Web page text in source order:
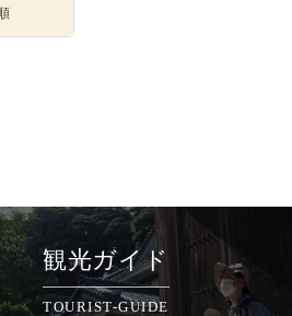
観光ガイド
TOURIST-GUIDE